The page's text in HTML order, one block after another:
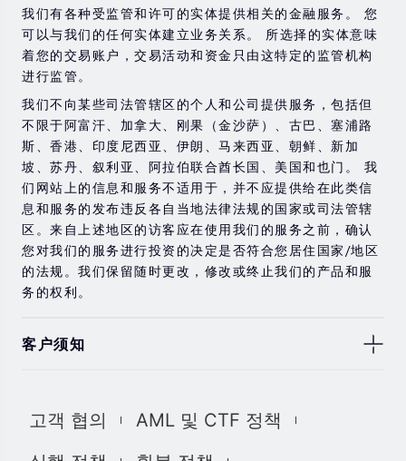
金融工具进行交易的风险。 如果您不了解此处说明的风
险，则应寻求独立的专业建议。
我们有各种受监管和许可的实体提供相关的金融服务。 您
可以与我们的任何实体建立业务关系。 所选择的实体意味
着您的交易账户，交易活动和资金只由这特定的监管机构
进行监管。
我们不向某些司法管辖区的个人和公司提供服务，包括但
不限于阿富汗、加拿大、刚果（金沙萨）、古巴、塞浦路
斯、香港、印度尼西亚、伊朗、马来西亚、朝鲜、新加
坡、苏丹、叙利亚、阿拉伯联合酋长国、美国和也门。 我
们网站上的信息和服务不适用于，并不应提供给在此类信
息和服务的发布违反各自当地法律法规的国家或司法管辖
区。来自上述地区的访客应在使用我们的服务之前，确认
您对我们的服务进行投资的决定是否符合您居住国家/地区
的法规。我们保留随时更改，修改或终止我们的产品和服
务的权利。
客户须知
息，材料或第三方材料（“材料”）仅供参考。 该材料仅被
고객 협의
AML 및 CTF 정책